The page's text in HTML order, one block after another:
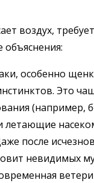
воздух,
особенно
Это
(например,
летающие
после
невидимых